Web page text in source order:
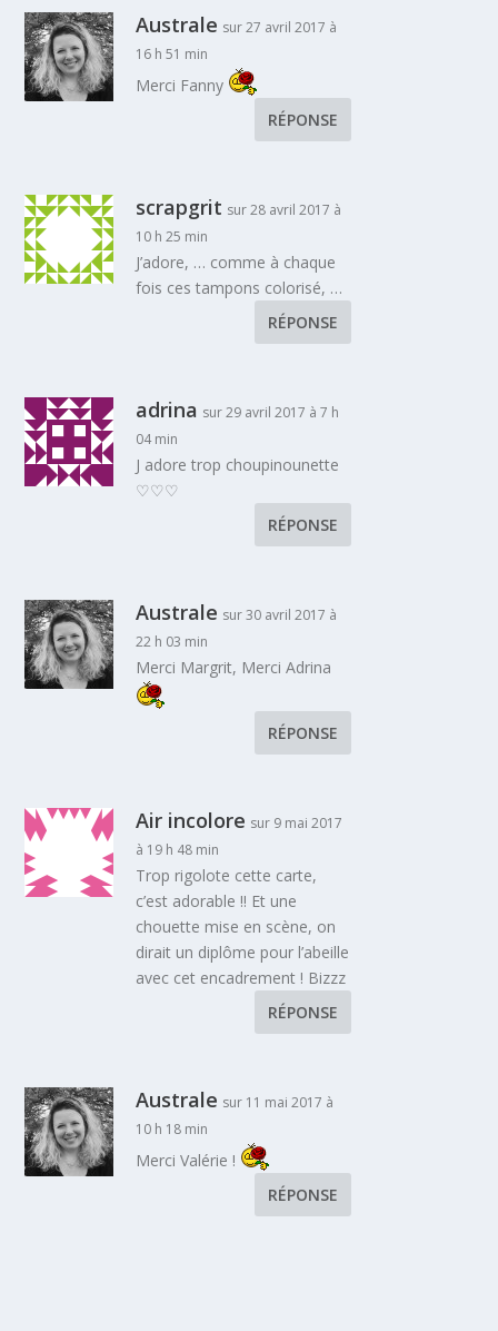
Australe sur 27 avril 2017 à
16 h 51 min
Merci Fanny
RÉPONSE
scrapgrit sur 28 avril 2017 à
10 h 25 min
J’adore, … comme à chaque
fois ces tampons colorisé, …
RÉPONSE
adrina sur 29 avril 2017 à 7 h
04 min
J adore trop choupinounette
♡♡♡
RÉPONSE
Australe sur 30 avril 2017 à
22 h 03 min
Merci Margrit, Merci Adrina
RÉPONSE
Air incolore sur 9 mai 2017
à 19 h 48 min
Trop rigolote cette carte,
c’est adorable !! Et une
chouette mise en scène, on
dirait un diplôme pour l’abeille
avec cet encadrement ! Bizzz
RÉPONSE
Australe sur 11 mai 2017 à
10 h 18 min
Merci Valérie !
RÉPONSE